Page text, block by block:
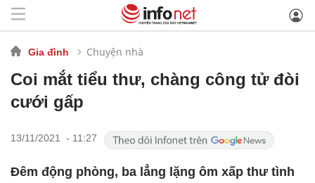
Gia đình Chuyện nhà
Coi mắt tiểu thư, chàng công tử đòi
cưới gấp
13/11/2021 - 11:27
Đêm động phòng, ba lẳng lặng ôm xấp thư tình